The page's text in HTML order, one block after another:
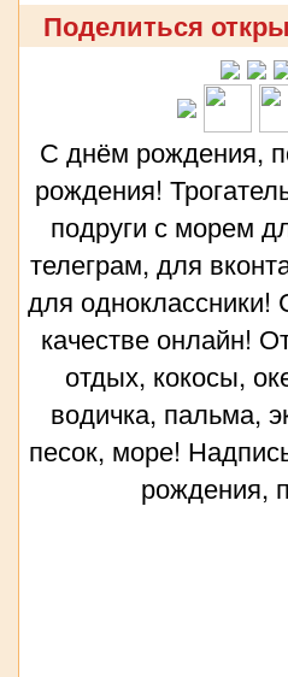
Поделиться
С днём рождения,
рождения!
подруги с морем
телеграм, для
для одноклассники!
качестве онлайн!
отдых, кокосы,
водичка, пальма,
песок, море!
рождения,